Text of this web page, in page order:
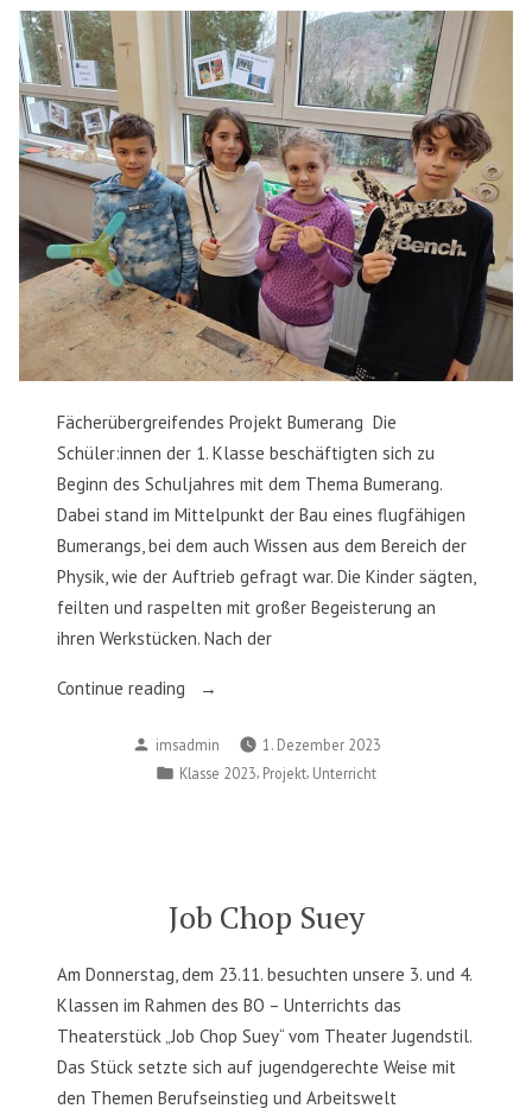
Fächerübergreifendes Projekt Bumerang Die
Schüler:innen der 1. Klasse beschäftigten sich zu
Beginn des Schuljahres mit dem Thema Bumerang.
Dabei stand im Mittelpunkt der Bau eines flugfähigen
Bumerangs, bei dem auch Wissen aus dem Bereich der
Physik, wie der Auftrieb gefragt war. Die Kinder sägten,
feilten und raspelten mit großer Begeisterung an
ihren Werkstücken. Nach der
Continue reading
„Bumerang
Technik
und
Posted
by
imsadmin
1. Dezember 2023
Posted
Klasse 2023 Projekt Unterricht
Job Chop Suey
Am Donnerstag, dem 23.11. besuchten unsere 3. und 4.
Klassen im Rahmen des BO – Unterrichts das
Theaterstück „Job Chop Suey“ vom Theater Jugendstil.
Das Stück setzte sich auf jugendgerechte Weise mit
den Themen Berufseinstieg und Arbeitswelt